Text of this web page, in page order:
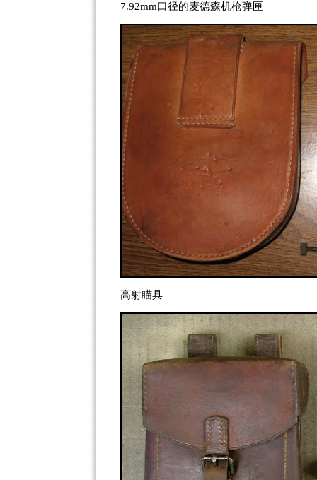
7.92mm口径的麦德森机枪弹匣
高射瞄具